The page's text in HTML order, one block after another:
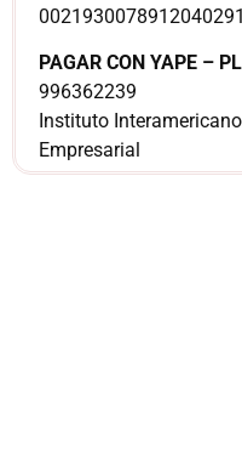
PAGAR CON YAPE –
996362239
Instituto
Empresarial